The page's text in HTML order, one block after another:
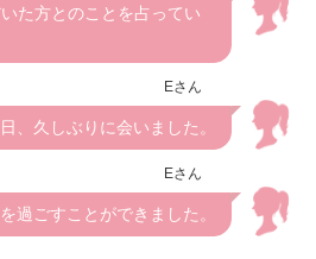
た方とのことを占ってい
Eさん
、久しぶりに会いました。
Eさん
過ごすことができました。